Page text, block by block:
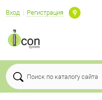
Вход Регистрация